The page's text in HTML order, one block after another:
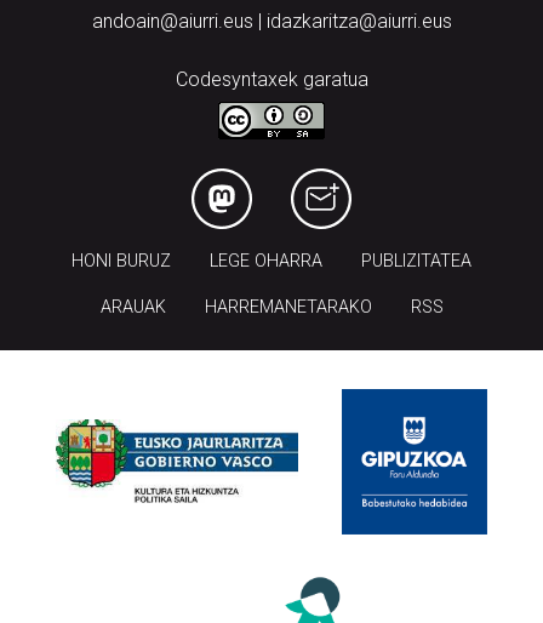
andoain@aiurri.eus | idazkaritza@aiurri.eus
Codesyntaxek garatua
HONI BURUZ LEGE OHARRA PUBLIZITATEA
ARAUAK HARREMANETARAKO RSS